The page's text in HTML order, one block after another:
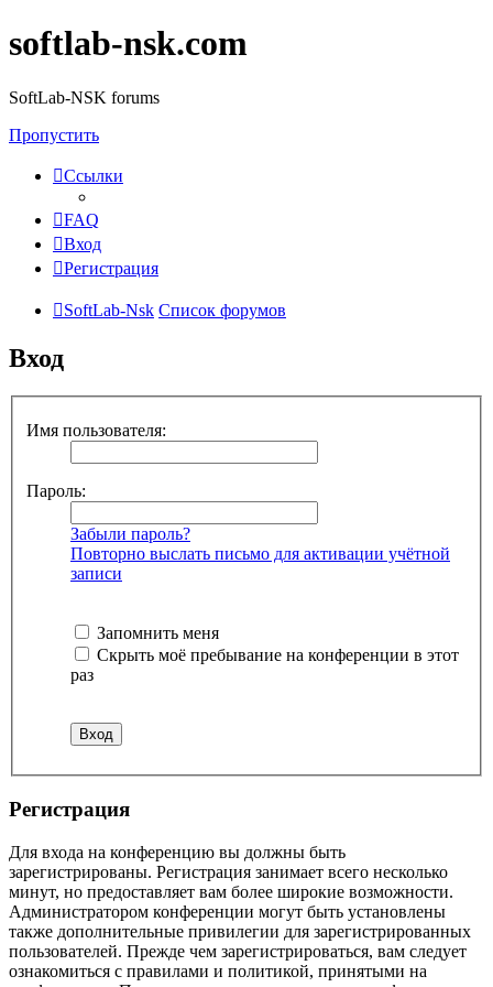
softlab-nsk.com
SoftLab-NSK forums
Пропустить
Ссылки
FAQ
Вход
Регистрация
SoftLab-Nsk Список форумов
Вход
Имя пользователя:
Пароль:
Забыли пароль?
Повторно выслать письмо для активации учётной
записи
Запомнить меня
Скрыть моё пребывание на конференции в этот
раз
Регистрация
Для входа на конференцию вы должны быть
зарегистрированы. Регистрация занимает всего несколько
минут, но предоставляет вам более широкие возможности.
Администратором конференции могут быть установлены
также дополнительные привилегии для зарегистрированных
пользователей. Прежде чем зарегистрироваться, вам следует
ознакомиться с правилами и политикой, принятыми на